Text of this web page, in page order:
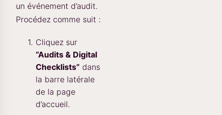
un événement d’audit.
Procédez comme suit :
Cliquez sur
“Audits & Digital
Checklists” dans
la barre latérale
de la page
d’accueil.